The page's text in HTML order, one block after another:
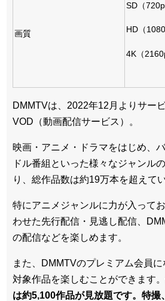
画質
SD（720p
HD（
4K（
DMMTVは、2022年12月よりサー
VOD（動画配信サービス）。
映画・アニメ・ドラマをはじめ、
ドル番組といった様々なジャンル
り、総作品数は約19万本を超えてい
特にアニメジャンルに力が入って
わせた先行配信・見逃し配信、
の配信などを楽しめます。
また、DMMTVのプレミアム会員
対象作品を楽しむことができます。
は約5,100作品が見放題です。特撮